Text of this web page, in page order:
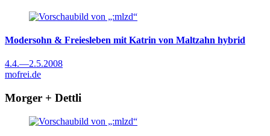
Modersohn & Freiesleben mit Katrin von Maltzahn hybrid
4.4.—2.5.2008
mofrei.de
Morger + Dettli